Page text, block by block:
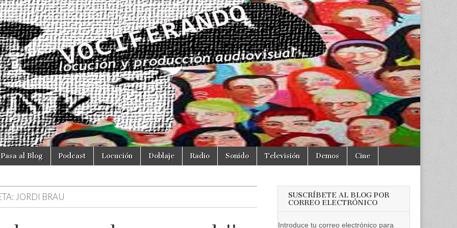
Pasa al Blog Podcast Locución Doblaje Radio Sonido Televisión Demos Cine
JORDI BRAU
SUSCRÍBETE AL BLOG POR
CORREO ELECTRÓNICO
Introduce tu correo electrónico para